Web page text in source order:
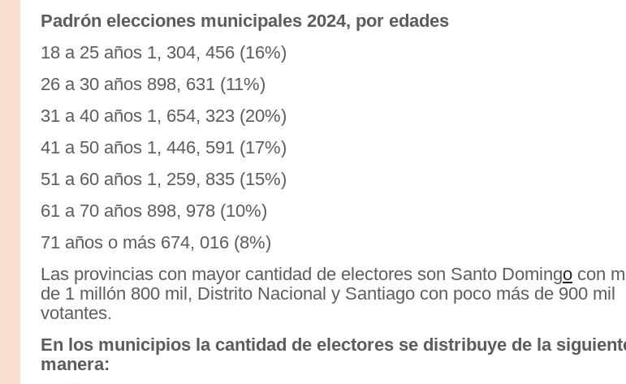
Padrón elecciones municipales 2024, por edades
18 a 25 años 1, 304, 456 (16%)
26 a 30 años 898, 631 (11%)
31 a 40 años 1, 654, 323 (20%)
41 a 50 años 1, 446, 591 (17%)
51 a 60 años 1, 259, 835 (15%)
61 a 70 años 898, 978 (10%)
71 años o más 674, 016 (8%)
Las provincias con mayor cantidad de electores son Santo Domingo con
de 1 millón 800 mil, Distrito Nacional y Santiago con poco más de 900 mil
votantes.
En los municipios la cantidad de electores se distribuye de la
manera: